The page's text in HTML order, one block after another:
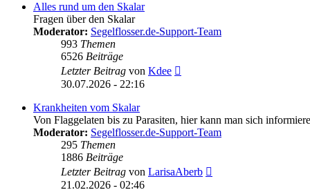
Alles rund um den Skalar
Fragen über den Skalar
Moderator: Segelflosser.de-Support-Team
993 Themen
6526 Beiträge
Letzter Beitrag von Kdee
30.07.2026 - 22:16
Krankheiten vom Skalar
Von Flaggelaten bis zu Parasiten, hier kann man sich
Moderator: Segelflosser.de-Support-Team
295 Themen
1886 Beiträge
Letzter Beitrag von LarisaAberb
21.02.2026 - 02:46